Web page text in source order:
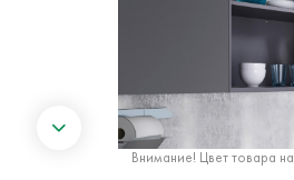
Внимание! Цвет товара